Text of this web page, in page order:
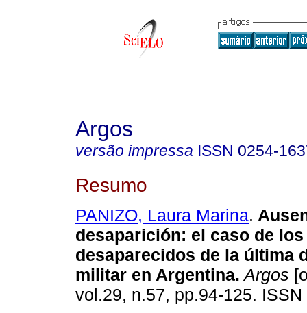
Argos
versão impressa ISSN 0254-
Resumo
PANIZO, Laura Marina.
desaparición: el caso de los
desaparecidos de la última
militar en Argentina. Argos
vol.29, n.57, pp.94-125.